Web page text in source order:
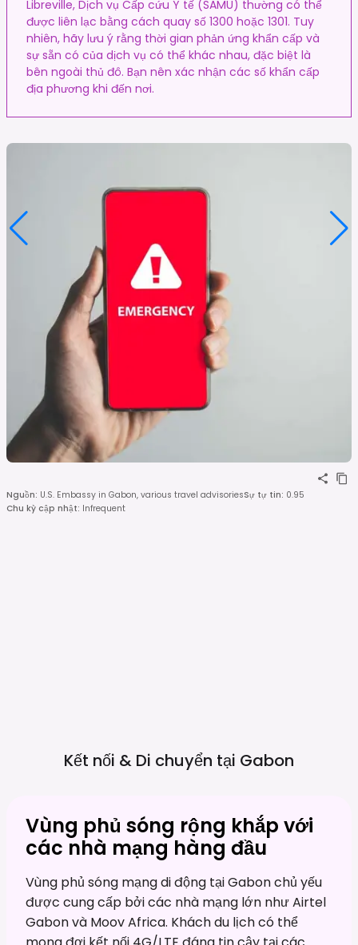
Libreville, Dịch vụ Cấp cứu Y tế (SAMU) thường có thể
được liên lạc bằng cách quay số 1300 hoặc 1301. Tuy
nhiên, hãy lưu ý rằng thời gian phản ứng khẩn cấp và
sự sẵn có của dịch vụ có thể khác nhau, đặc biệt là
bên ngoài thủ đô. Bạn nên xác nhận các số khẩn cấp
địa phương khi đến nơi.
Nguồn: U.S. Embassy in Gabon, various travel advisoriesSự tự tin: 0.95
Chu kỳ cập nhật: Infrequent
Kết nối & Di chuyển tại Gabon
Vùng phủ sóng rộng khắp với
các nhà mạng hàng đầu
Vùng phủ sóng mạng di động tại Gabon chủ yếu
được cung cấp bởi các nhà mạng lớn như Airtel
Gabon và Moov Africa. Khách du lịch có thể